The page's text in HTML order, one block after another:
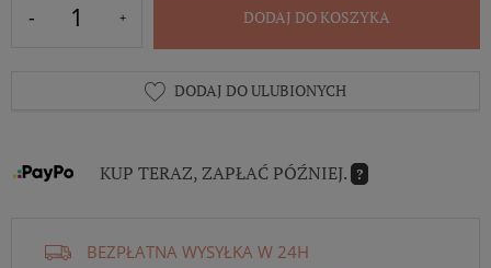
DODAJ DO KOSZYKA
DODAJ DO ULUBIONYCH
KUP TERAZ, ZAPŁAĆ PÓŹNIEJ. ?
BEZPŁATNA WYSYŁKA W 24H